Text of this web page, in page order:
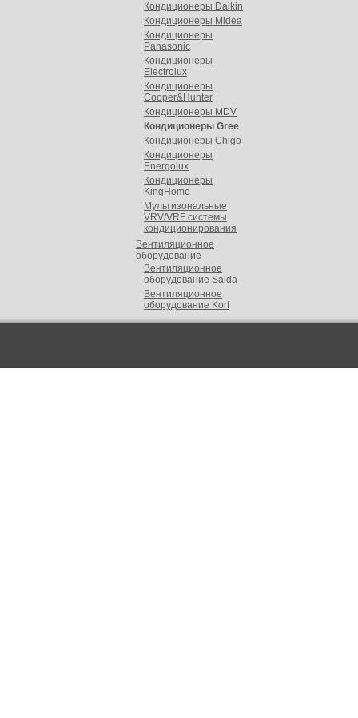
Кондиционеры Daikin
Кондиционеры Midea
Кондиционеры
Panasonic
Кондиционеры
Electrolux
Кондиционеры
Cooper&Hunter
Кондиционеры MDV
Кондиционеры Gree
Кондиционеры Chigo
Кондиционеры
Energolux
Кондиционеры
KingHome
Мультизональные
VRV/VRF cистемы
кондиционирования
Вентиляционное
оборудование
Вентиляционное
оборудование Salda
Вентиляционное
оборудование Korf